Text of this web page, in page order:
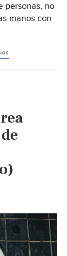
personas, no
manos con